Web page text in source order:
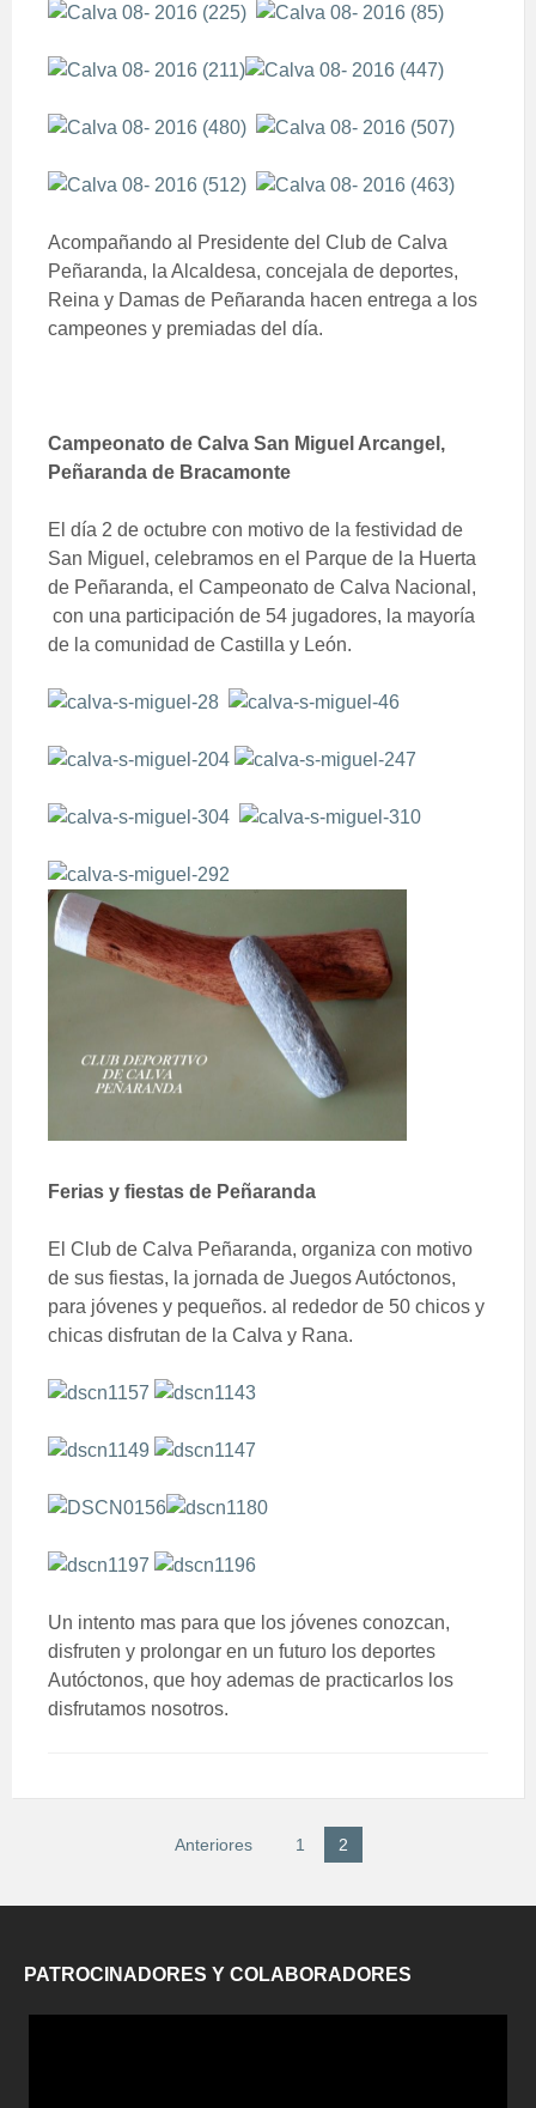
Acompañando al Presidente del Club de Calva
Peñaranda, la Alcaldesa, concejala de deportes,
Reina y Damas de Peñaranda hacen entrega a los
campeones y premiadas del día.
Campeonato de Calva San Miguel Arcangel,
Peñaranda de Bracamonte
El día 2 de octubre con motivo de la festividad de
San Miguel, celebramos en el Parque de la Huerta
de Peñaranda, el Campeonato de Calva Nacional,
con una participación de 54 jugadores, la mayoría
de la comunidad de Castilla y León.
Ferias y fiestas de Peñaranda
El Club de Calva Peñaranda, organiza con motivo
de sus fiestas, la jornada de Juegos Autóctonos,
para jóvenes y pequeños. al rededor de 50 chicos y
chicas disfrutan de la Calva y Rana.
Un intento mas para que los jóvenes conozcan,
disfruten y prolongar en un futuro los deportes
Autóctonos, que hoy ademas de practicarlos los
disfrutamos nosotros.
entradas
Anteriores 1 2
PATROCINADORES Y COLABORADORES